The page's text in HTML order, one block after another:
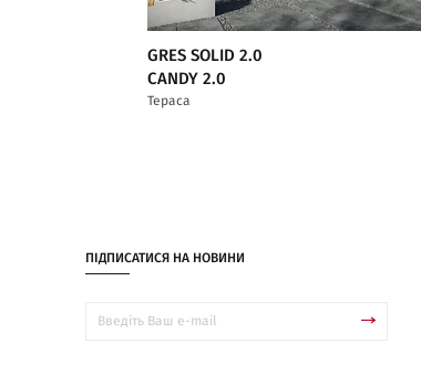
GRES SOLID 2.0
CANDY 2.0
Тераса
ПІДПИСАТИСЯ НА НОВИНИ